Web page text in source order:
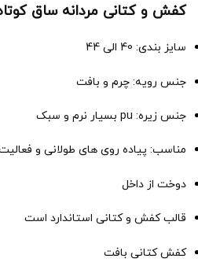
کفش و کتانی مردانه ساق
سایز بندی: 40 الی 44
جنس رویه: چرم و بافت
جنس زیره: pu بسیار نرم و سبک
مناسب: پیاده روی های طولانی و
دوخت از داخل
قالب کفش و کتانی استاندارد است
کفش کتانی بافت